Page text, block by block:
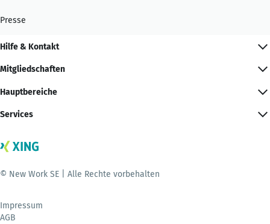
Presse
Hilfe & Kontakt
Mitgliedschaften
Hauptbereiche
Services
© New Work SE | Alle Rechte vorbehalten
Impressum
AGB